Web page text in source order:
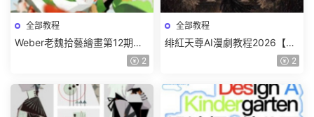
全部教程
Weber老魏拾藝繪畫第12期角
色特訓班【畫質不錯隻有視
2
全部教程
绯紅天尊AI漫劇教程2026【畫
2